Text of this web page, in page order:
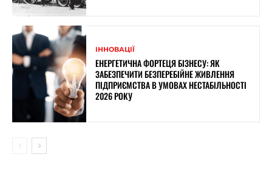
ІННОВАЦІЇ
ЕНЕРГЕТИЧНА ФОРТЕЦЯ БІЗНЕСУ: ЯК
ЗАБЕЗПЕЧИТИ БЕЗПЕРЕБІЙНЕ ЖИВЛЕННЯ
ПІДПРИЄМСТВА В УМОВАХ НЕСТАБІЛЬНОСТІ
2026 РОКУ